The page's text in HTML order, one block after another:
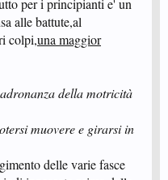
per i principianti e' un
alle battute,al
colpi,una maggior
della motricità
muovere e girarsi in
delle varie fasce